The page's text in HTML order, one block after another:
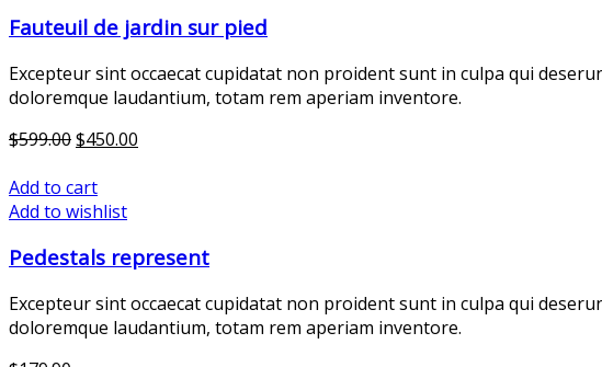
Fauteuil de jardin sur pied
Excepteur sint occaecat cupidatat non proident sunt in culpa qui
doloremque laudantium, totam rem aperiam inventore.
$599.00$450.00
Add to cart
Add to wishlist
Pedestals represent
Excepteur sint occaecat cupidatat non proident sunt in culpa qui
doloremque laudantium, totam rem aperiam inventore.